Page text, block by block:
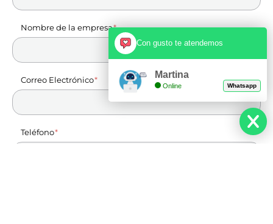
Nombre de la empresa
Correo Electrónico
Teléfono
Con gusto te atendemos
Martina
Online Whatsapp